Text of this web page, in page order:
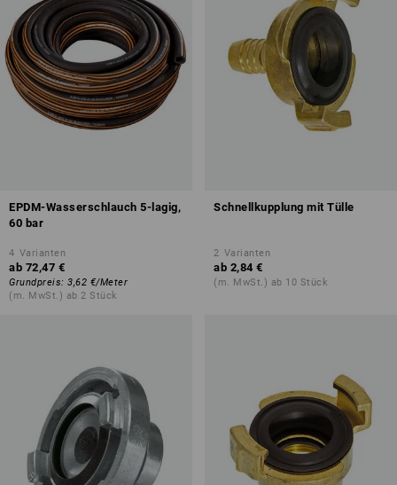
EPDM-Wasserschlauch 5-lagig,
60 bar
4 Varianten
ab 72,47 €
Grundpreis: 3,62 €/Meter
(m. MwSt.) ab 2 Stück
Schnellkupplung mit Tülle
2 Varianten
ab 2,84 €
(m. MwSt.) ab 10 Stück